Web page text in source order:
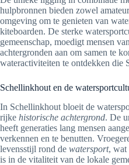
hulpbronnen bieden zowel
omgeving om te genieten van
kiteboarden. De sterke
gemeenschap, moedigt mensen
achtergronden aan om samen te
wateractiviteiten te ontdekken die
Schellinkhout en de
In Schellinkhout bloeit de
rijke historische achtergrond. De
heeft generaties lang mensen
verkennen en te benutten.
levensstijl rond de watersport, wat
is in de vitaliteit van de lokale